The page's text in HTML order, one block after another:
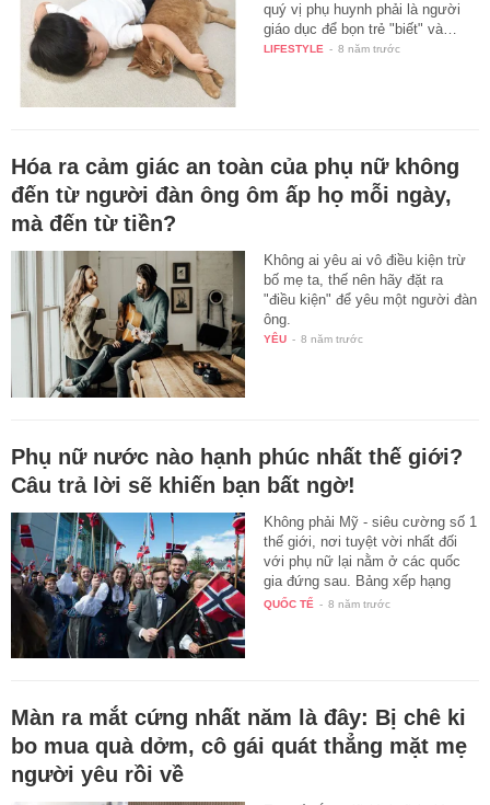
quý vị phụ huynh phải là người
giáo dục để bọn trẻ "biết" và…
LIFESTYLE - 8 năm trước
Hóa ra cảm giác an toàn của phụ nữ không
đến từ người đàn ông ôm ấp họ mỗi ngày,
mà đến từ tiền?
Không ai yêu ai vô điều kiện trừ
bố mẹ ta, thế nên hãy đặt ra
"điều kiện" để yêu một người đàn
ông.
YÊU - 8 năm trước
Phụ nữ nước nào hạnh phúc nhất thế giới?
Câu trả lời sẽ khiến bạn bất ngờ!
Không phải Mỹ - siêu cường số 1
thế giới, nơi tuyệt vời nhất đối
với phụ nữ lại nằm ở các quốc
gia đứng sau. Bảng xếp hạng
này…
QUỐC TẾ - 8 năm trước
Màn ra mắt cứng nhất năm là đây: Bị chê ki
bo mua quà dởm, cô gái quát thẳng mặt mẹ
người yêu rồi về